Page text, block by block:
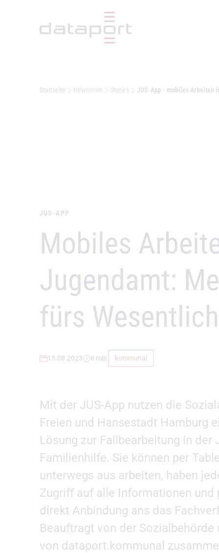
Startseite Newsroom Stories JUS-App - mobiles Arbeiten
JUS-APP
–
Mobiles
Jugendamt:
fürs
15.08.2023 6 min. kommunal
Mit der JUS-App nutzen die
Freien und Hansestadt Hamburg
Lösung zur Fallbearbeitung in der
Familienhilfe. Sie können per
unterwegs aus arbeiten, haben
Zugriff auf alle Informationen und
direkt Anbindung ans das
Beauftragt von der
von dataport.kommunal